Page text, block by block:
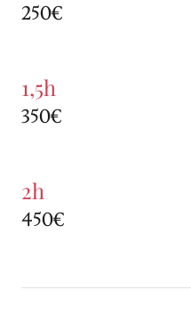
250€
1,5h
350€
2h
450€